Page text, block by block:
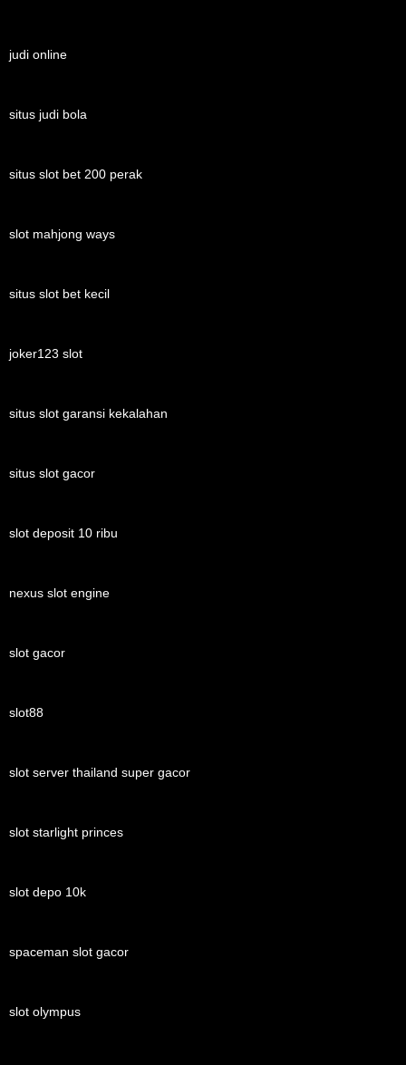
judi online
situs judi bola
situs slot bet 200 perak
slot mahjong ways
situs slot bet kecil
joker123 slot
situs slot garansi kekalahan
situs slot gacor
slot deposit 10 ribu
nexus slot engine
slot gacor
slot88
slot server thailand super gacor
slot starlight princes
slot depo 10k
spaceman slot gacor
slot olympus